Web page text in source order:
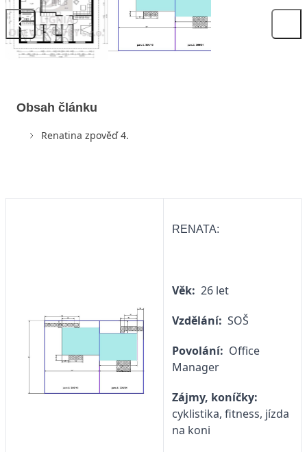
Obsah článku
Renatina zpověď 4.
RENATA:
Věk: 26 let
Vzdělání: SOŠ
Povolání: Office
Manager
Zájmy, koníčky:
cyklistika, fitness, jízda
na koni